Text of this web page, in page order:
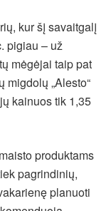
kur šį savaitgalį
pigiau – už
mėgėjai taip pat
migdolų „Alesto“
kainuos tik 1,35
produktams
pagrindinių,
planuoti